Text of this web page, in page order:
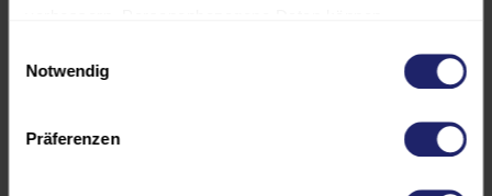
personalisierte Anzeigen und Inhalte oder die Messung
von Anzeigen und Inhalten. Weitere Informationen über
Datenschutzerklärung. Es besteht keine Verpflichtung, in
Notwendig
Präferenzen